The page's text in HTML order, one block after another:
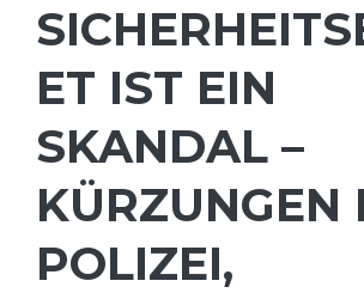
ET IST EIN
SKANDAL –
KÜRZUNGEN
POLIZEI,